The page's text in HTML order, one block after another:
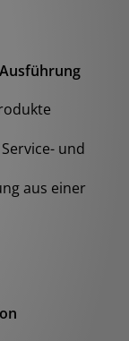
und
aus einer